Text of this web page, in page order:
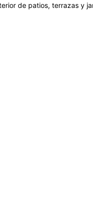
de patios, terrazas y